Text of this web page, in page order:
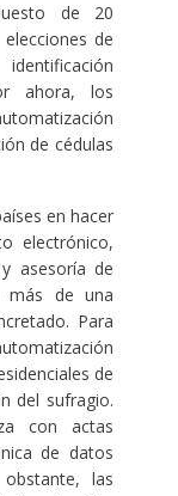
de 20
de
ahora, los
de cédulas
en hacer
electrónico,
asesoría de
más de una
Para
de
del sufragio.
con actas
de datos
las